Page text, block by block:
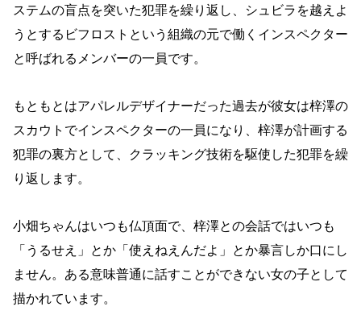
ステムの盲点を突いた犯罪を繰り返し、シュビラを越えよ
うとするビフロストという組織の元で働くインスペクター
と呼ばれるメンバーの一員です。
もともとはアパレルデザイナーだった過去が彼女は梓澤の
スカウトでインスペクターの一員になり、梓澤が計画する
犯罪の裏方として、クラッキング技術を駆使した犯罪を繰
り返します。
小畑ちゃんはいつも仏頂面で、梓澤との会話ではいつも
「うるせえ」とか「使えねえんだよ」とか暴言しか口にし
ません。ある意味普通に話すことができない女の子として
描かれています。